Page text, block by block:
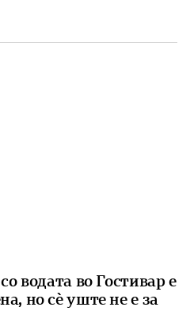
нагласува дека
на македонскиот
водата во Гостивар е
но сè уште не е за